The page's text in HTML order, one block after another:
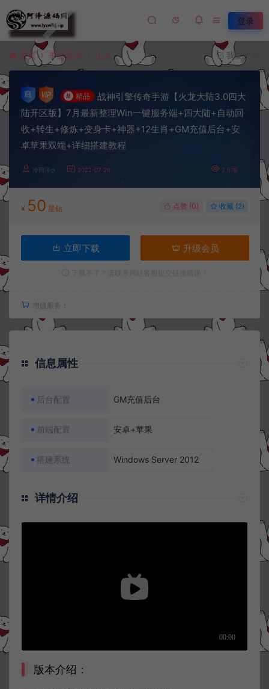
登录
首页 手游资源 正文 我要投稿
# 精品
战神引擎传奇手游【火龙大陆3.0四大
陆开区版】7月最新整理Win一键服务端+四大陆+自动回
收+转生+修炼+变身卡+神器+12生肖+GM充值后台+安
卓苹果双端+详细搭建教程
冷雨泽ღ 2022-07-26 2,676
¥ 50 星钻 点赞 (0) 收藏 (2)
立即下载 升级会员
增值服务：
信息属性
后台配置 GM充值后台
前端配置 安卓+苹果
搭建系统 Windows Server 2012
详情介绍
版本介绍：